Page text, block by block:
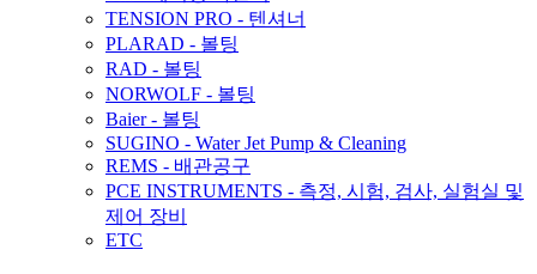
TENSION PRO - 텐셔너
PLARAD - 볼팅
RAD - 볼팅
NORWOLF - 볼팅
Baier - 볼팅
SUGINO - Water Jet Pump & Cleaning
REMS - 배관공구
PCE INSTRUMENTS - 측정, 시험, 검사, 실험실 및
제어 장비
ETC